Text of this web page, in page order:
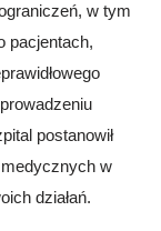
w tym
pacjentach,
postanowił
w
działań.